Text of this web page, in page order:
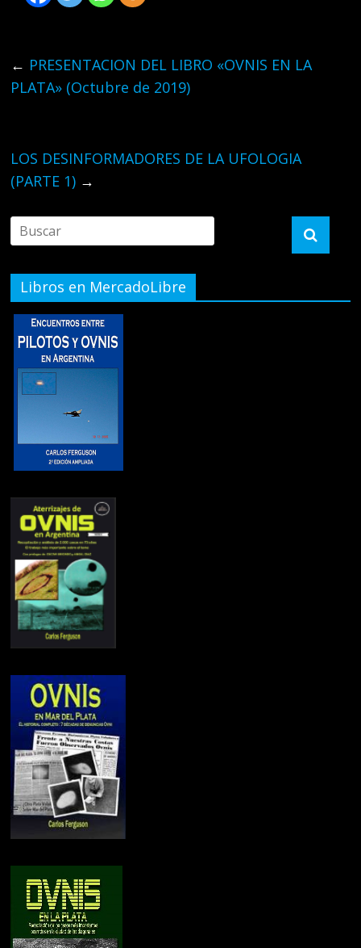
← PRESENTACION DEL LIBRO «OVNIS EN LA
PLATA» (Octubre de 2019)
LOS DESINFORMADORES DE LA UFOLOGIA
(PARTE 1) →
Libros en MercadoLibre